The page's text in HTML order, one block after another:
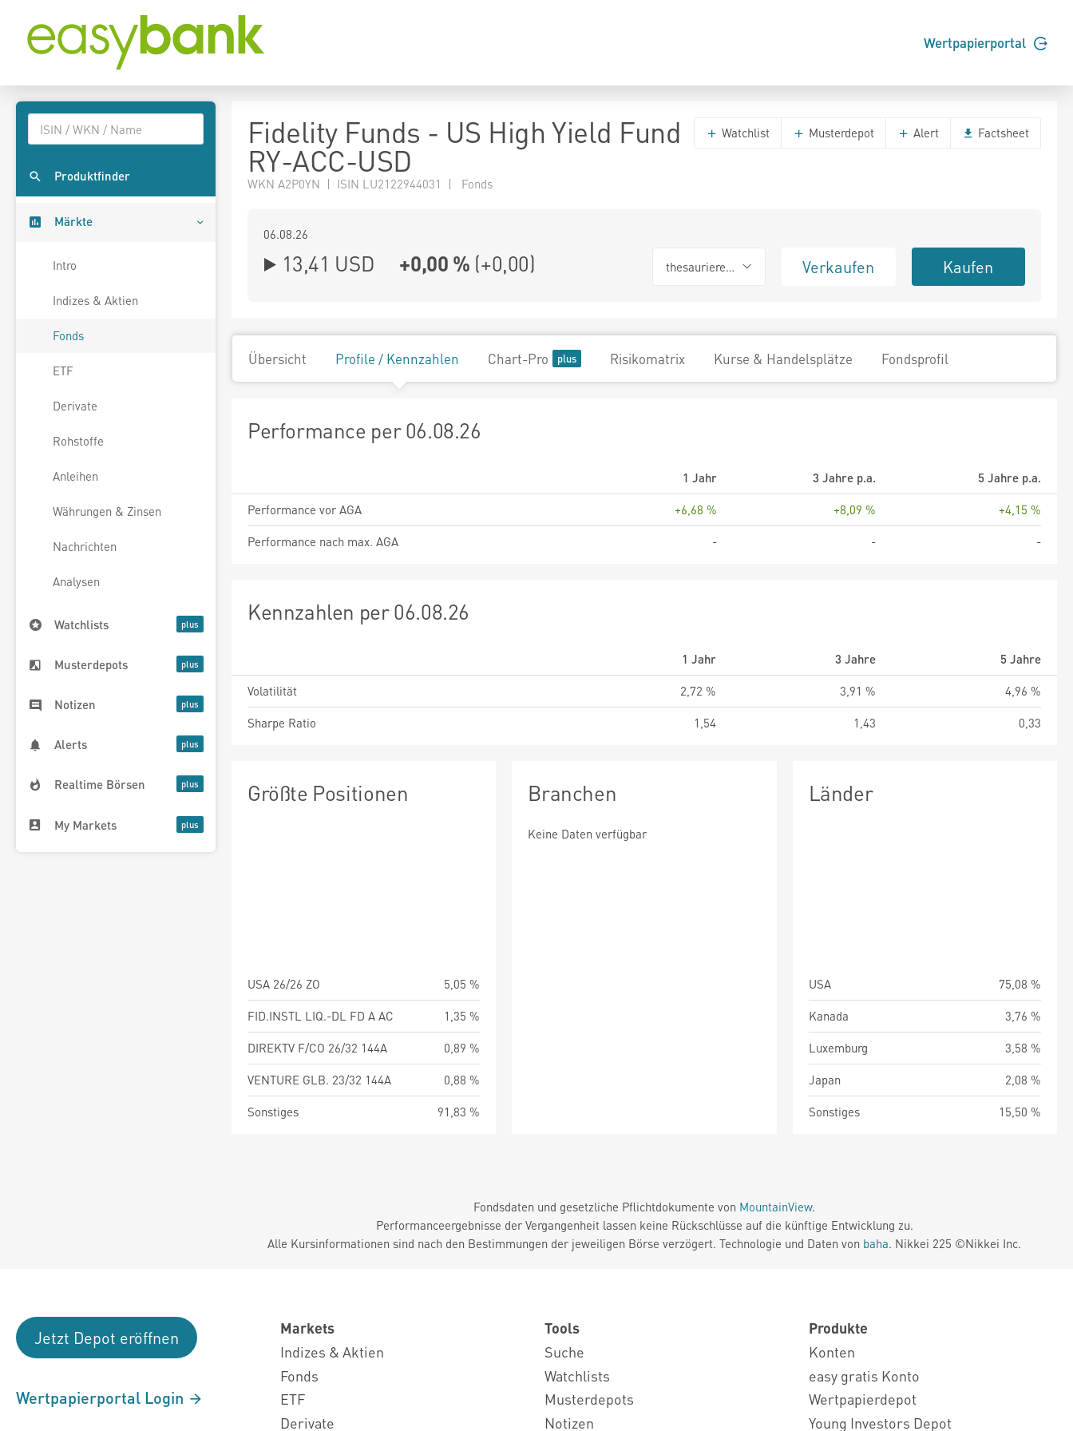
Wertpapierportal
Produktfinder
Märkte
Intro
Indizes & Aktien
Fonds
ETF
Derivate
Rohstoffe
Anleihen
Währungen & Zinsen
Nachrichten
Analysen
Watchlists
Musterdepots
Notizen
Alerts
Realtime Börsen
My Markets
Fidelity Funds - US High Yield Fund
RY-ACC-USD
WKN A2P0YN | ISIN LU2122944031 | Fonds
Watchlist Musterdepot Alert Factsheet
06.08.26
13,41 USD +0,00 % (+0,00) thesaurierend Verkaufen Kaufen
Übersicht Profile / Kennzahlen Chart-Pro Risikomatrix Kurse & Handelsplätze Fondsprofil
Performance per 06.08.26
1 Jahr 3 Jahre p.a.
5 Jahre p.a.
Performance vor AGA
+6,68 % +8,09 %
+4,15 %
Performance nach max. AGA
- - -
Kennzahlen per 06.08.26
1 Jahr 3 Jahre
5 Jahre
Volatilität
2,72 % 3,91 %
4,96 %
Sharpe Ratio
1,54 1,43 0,33
Größte Positionen
USA 26/26 ZO
5,05 %
FID.INSTL LIQ.-DL FD A AC
1,35 %
DIREKTV F/CO 26/32 144A
0,89 %
VENTURE GLB. 23/32 144A
0,88 %
Sonstiges
91,83 %
Branchen
Keine Daten verfügbar
Länder
USA
75,08 %
Kanada
3,76 %
Luxemburg
3,58 %
Japan
2,08 %
Sonstiges
15,50 %
Fondsdaten und gesetzliche Pflichtdokumente von MountainView.
Performanceergebnisse der Vergangenheit lassen keine Rückschlüsse auf die künftige Entwicklung zu.
Alle Kursinformationen sind nach den Bestimmungen der jeweiligen Börse verzögert. Technologie und Daten von baha. Nikkei 225 ©Nikkei Inc.
Jetzt Depot eröffnen
Wertpapierportal Login
Markets
Indizes & Aktien
Fonds
ETF
Derivate
Tools
Suche
Watchlists
Musterdepots
Notizen
Produkte
Konten
easy gratis Konto
Wertpapierdepot
Young Investors Depot